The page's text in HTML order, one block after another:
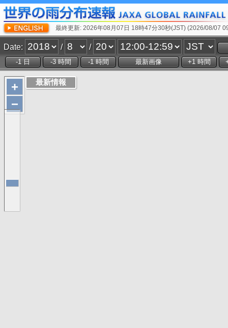
最終更新: 2026年08月07日 18時47分30秒(JST) (2026/08/07
Date: / /
+
−